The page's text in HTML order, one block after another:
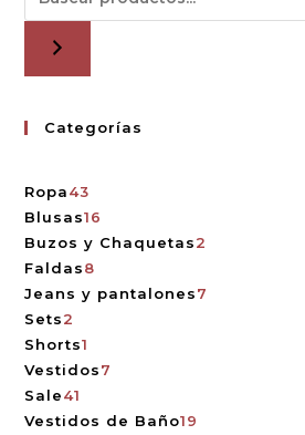
Categorías
Ropa43
Blusas16
Buzos y Chaquetas2
Faldas8
Jeans y pantalones7
Sets2
Shorts1
Vestidos7
Sale41
Vestidos de Baño19